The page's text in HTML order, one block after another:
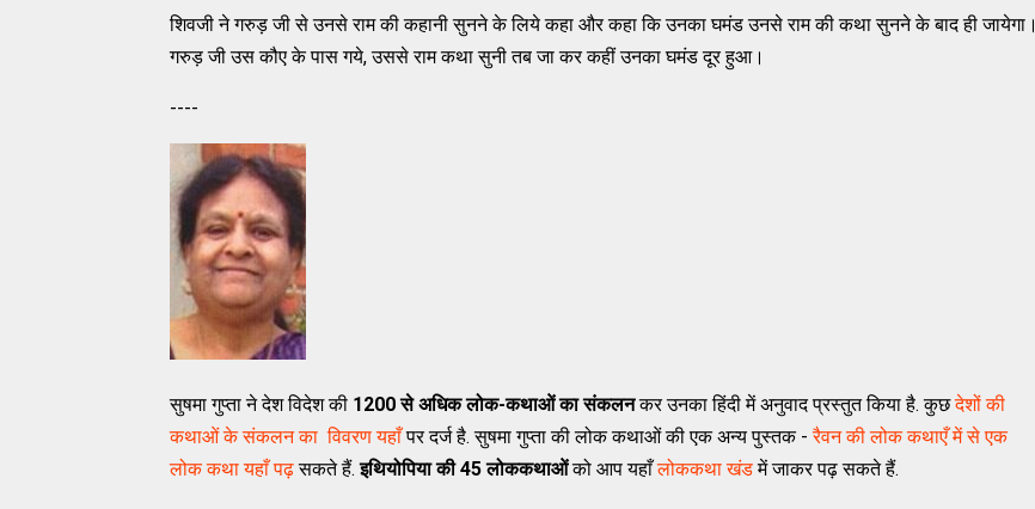
शिवजी ने गरुड़ जी से उनसे राम की कहानी सुनने के लिये कहा और कहा कि उनका घमंड उनसे राम की कथा सुनने के बाद ही जायेगा।
गरुड़ जी उस कौए के पास गये, उससे राम कथा सुनी तब जा कर कहीं उनका घमंड दूर हुआ।
----
सुषमा गुप्ता ने देश विदेश की 1200 से अधिक लोक-कथाओं का संकलनकर उनका हिंदी में अनुवाद प्रस्तुत किया है. कुछदेशों की
कथाओं के संकलन का विवरण यहाँपर दर्ज है. सुषमा गुप्ता की लोक कथाओं की एक अन्य पुस्तक -रैवन की लोक कथाएँ में से एक
लोक कथा यहाँ पढ़सकते हैं.इथियोपिया की 45 लोककथाओंको आप यहाँलोककथा खंडमें जाकर पढ़ सकते हैं.